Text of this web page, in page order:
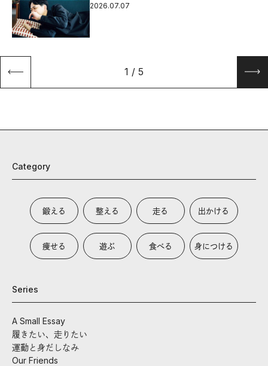
2026.07.07
1 / 5
Category
鍛える 整える 走る 出かける
痩せる 遊ぶ 食べる 身につける
Series
A Small Essay
履きたい、走りたい
運動と身だしなみ
Our Friends